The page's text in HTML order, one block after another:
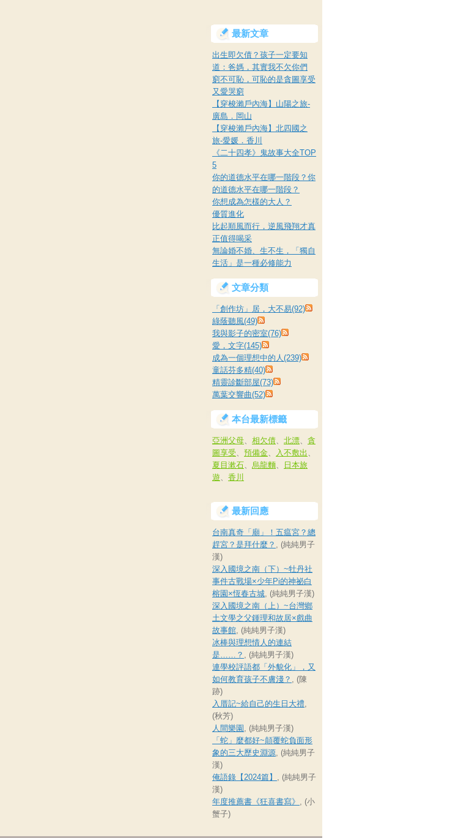
最新文章
出生即欠債？孩子一定要知
道：爸媽，其實我不欠你們
窮不可恥，可恥的是貪圖享受
又愛哭窮
【穿梭瀨戶內海】山陽之旅-
廣島．岡山
【穿梭瀨戶內海】北四國之
旅-愛媛．香川
《二十四孝》鬼故事大全TOP
5
你的道德水平在哪一階段？你
的道德水平在哪一階段？
你想成為怎樣的大人？
優質進化
比起順風而行，逆風飛翔才真
正值得喝采
無論婚不婚、生不生，「獨自
生活」是一種必修能力
文章分類
「創作坊」居，大不易(92)
綠蔭聽風(49)
我與影子的密室(76)
愛，文字(145)
成為一個理想中的人(239)
童話芬多精(40)
精靈診斷部屋(73)
萬葉交響曲(52)
本台最新標籤
亞洲父母、 相欠債、 北漂、 貪
圖享受、 預備金、 入不敷出 、
夏目漱石、 烏龍麵、
日本旅
遊、 香川
最新回應
台南真奇「廟」！五瘟宮？總
趕宮？是拜什麼？ , (純純男子
漢)
深入國境之南（下）~牡丹社
事件古戰場×少年Pi的神祕白
榕園×恆春古城, (純純男子漢)
深入國境之南（上）~台灣鄉
土文學之父鍾理和故居×戲曲
故事館, (純純男子漢)
冰棒與理想情人的連結
是……？ , (純純男子漢)
連學校評語都「外貌化」，又
如何教育孩子不膚淺？ , (陳
跡)
入厝記~給自己的生日大禮,
(秋芳)
人間樂園 , (純純男子漢)
「蛇」麼都好~顛覆蛇負面形
象的三大歷史淵源, (純純男子
漢)
俺語錄【2024篇】 , (純純男子
漢)
年度推薦書《狂喜書寫》 , (小
蟹子)